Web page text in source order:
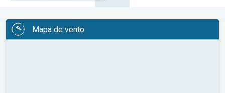
Mapa de vento